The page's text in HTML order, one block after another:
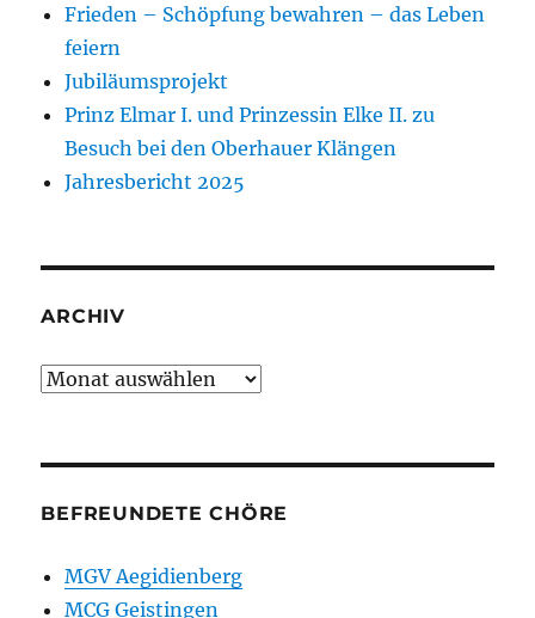
Frieden – Schöpfung bewahren – das Leben
feiern
Jubiläumsprojekt
Prinz Elmar I. und Prinzessin Elke II. zu
Besuch bei den Oberhauer Klängen
Jahresbericht 2025
ARCHIV
Archiv
BEFREUNDETE CHÖRE
MGV Aegidienberg
MCG Geistingen